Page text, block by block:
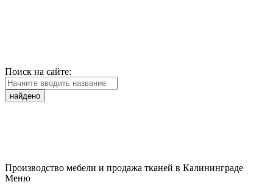
Поиск на сайте:
найдено
Производство мебели и продажа тканей в Калининграде
Меню